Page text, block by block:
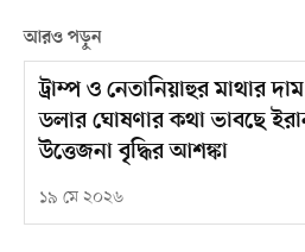
আরও পড়ুন
ট্রাম্প ও নেতানিয়াহুর মাথার
ডলার ঘোষণার কথা ভাবছে
উত্তেজনা বৃদ্ধির আশঙ্কা
১৯ মে ২০২৬